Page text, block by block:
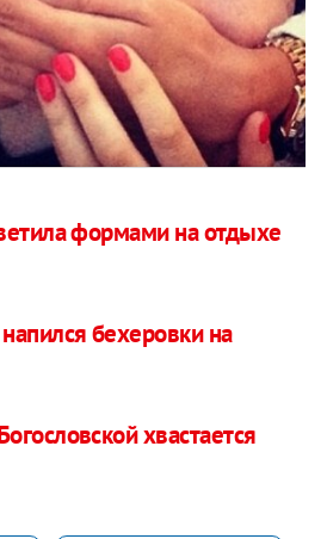
формами на отдыхе
бехеровки на
хвастается